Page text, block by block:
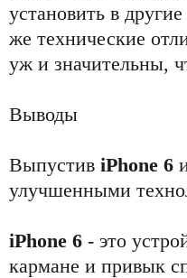
установить в
же технические
уж и значительны,
Выводы
Выпустив iPhone 6
улучшенными
iPhone 6 - это
кармане и привык